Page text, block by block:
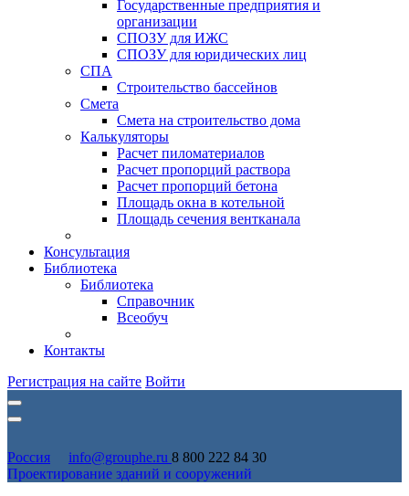
Государственные предприятия и
организации
СПОЗУ для ИЖС
СПОЗУ для юридических лиц
СПА
Строительство бассейнов
Смета
Смета на строительство дома
Калькуляторы
Расчет пиломатериалов
Расчет пропорций раствора
Расчет пропорций бетона
Площадь окна в котельной
Площадь сечения вентканала
Консультация
Библиотека
Библиотека
Справочник
Всеобуч
Контакты
Регистрация на сайте Войти
Россия info@grouphe.ru 8 800 222 84 30
Проектирование зданий и сооружений